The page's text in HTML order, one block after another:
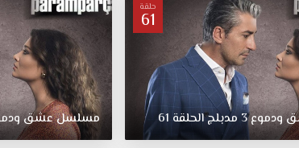
حلقة
61
ودموع3 مدبلجالحلقة 61 مسلسلعشق